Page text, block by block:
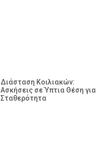
Διάσταση Κοιλιακών:
Ασκήσεις σε Ύπτια Θέση για
Σταθερότητα